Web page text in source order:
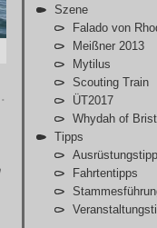
Szene
Falado von
Meißner 2013
Mytilus
Scouting Train
ÜT2017
Whydah of
Tipps
Fahrtentipps